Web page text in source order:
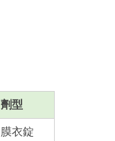
劑型
膜衣錠